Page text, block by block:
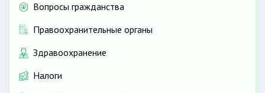
Вопросы гражданства
Правоохранительные органы
Здравоохранение
Налоги